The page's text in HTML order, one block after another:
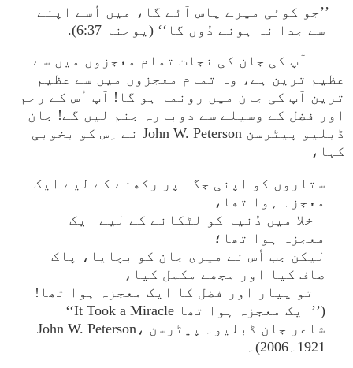
’’جو کوئی میرے پاس آئے گا، میں اُسے اپنے
سے جدا نہ ہونے دُوں گا‘‘ (یوحنا 6:37).
آپ کی جان کی نجات تمام معجزوں میں سے
عظیم ترین ہے، وہ تمام معجزوں میں سے عظیم
ترین آپ کی جان میں رونما ہو گا! آپ اُس کے رحم
اور فضل کے وسیلے سے دوبارہ جنم لیں گے! جان
ڈبلیو پیٹرسن John W. Peterson نے اِس کو بخوبی
کہا،
ستاروں کو اپنی جگہ پر رکھنے کے لیے ایک
معجزہ ہوا تھا،
خلا میں دُنیا کو لٹکانے کے لیے ایک
معجزہ ہوا تھا؛
لیکن جب اُس نے میری جان کو بچایا، پاک
صاف کیا اور مجھے مکمل کیا،
تو پیار اور فضل کا ایک معجزہ ہوا تھا!
(’’ایک معجزہ ہوا تھا It Took a Miracle‘‘
شاعر جان ڈبلیو۔ پیٹرسن John W. Peterson،
1921۔2006)۔